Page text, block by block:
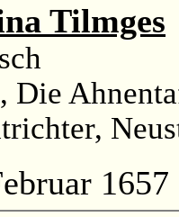
Tilmges
Die
1657